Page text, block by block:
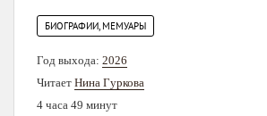
БИОГРАФИИ, МЕМУАРЫ
Год выхода: 2026
Читает Нина Гуркова
4 часа 49 минут